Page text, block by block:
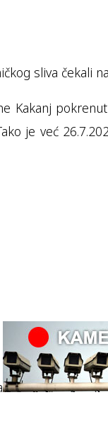
sliva čekali
Kakanj
je već